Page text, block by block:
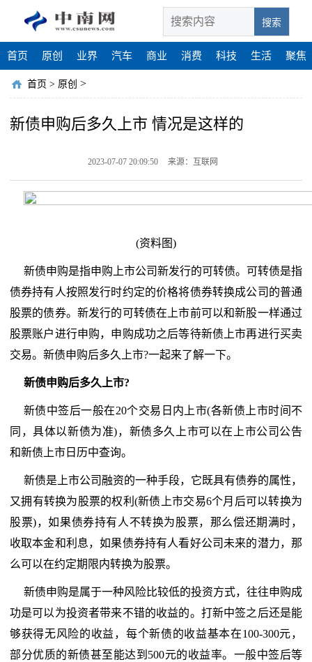
搜索
首页 原创 业界 汽车 商业 消费 科技 生活 聚焦
首页 > 原创 >
新债申购后多久上市 情况是这样的
2023-07-07 20:09:50 来源：互联网
(资料图)
新债申购是指申购上市公司新发行的可转债。可转债是指
债券持有人按照发行时约定的价格将债券转换成公司的普通
股票的债券。新发行的可转债在上市前可以和新股一样通过
股票账户进行申购，申购成功之后等待新债上市再进行买卖
交易。新债申购后多久上市?一起来了解一下。
新债申购后多久上市?
新债中签后一般在20个交易日内上市(各新债上市时间不
同，具体以新债为准)，新债多久上市可以在上市公司公告
和新债上市日历中查询。
新债是上市公司融资的一种手段，它既具有债券的属性，
又拥有转换为股票的权利(新债上市交易6个月后可以转换为
股票)，如果债券持有人不转换为股票，那么偿还期满时，
收取本金和利息，如果债券持有人看好公司未来的潜力，那
么可以在约定期限内转换为股票。
新债申购是属于一种风险比较低的投资方式，往往申购成
功是可以为投资者带来不错的收益的。打新中签之后还是能
够获得无风险的收益，每个新债的收益基本在100-300元，
部分优质的新债甚至能达到500元的收益率。一般中签后等